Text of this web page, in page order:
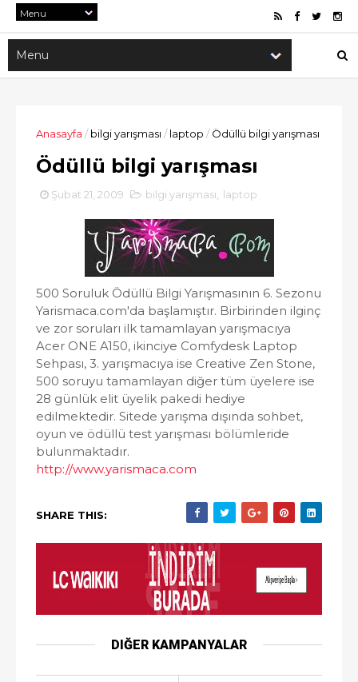
Anasayfa / bilgi yarışması / laptop / Ödüllü bilgi yarışması
Ödüllü bilgi yarışması
Şubat 21, 2009 bilgi yarışması laptop
500 Soruluk Ödüllü Bilgi Yarışmasının 6. Sezonu
Yarismaca.com'da başlamıştır. Birbirinden ilginç
ve zor soruları ilk tamamlayan yarışmacıya
Acer ONE A150, ikinciye Comfydesk Laptop
Sehpası, 3. yarışmacıya ise Creative Zen Stone,
500 soruyu tamamlayan diğer tüm üyelere ise
28 günlük elit üyelik pakedi hediye
edilmektedir. Sitede yarışma dışında sohbet,
oyun ve ödüllü test yarışması bölümleride
bulunmaktadır.
http://www.yarismaca.com
SHARE THIS:
DIĞER KAMPANYALAR